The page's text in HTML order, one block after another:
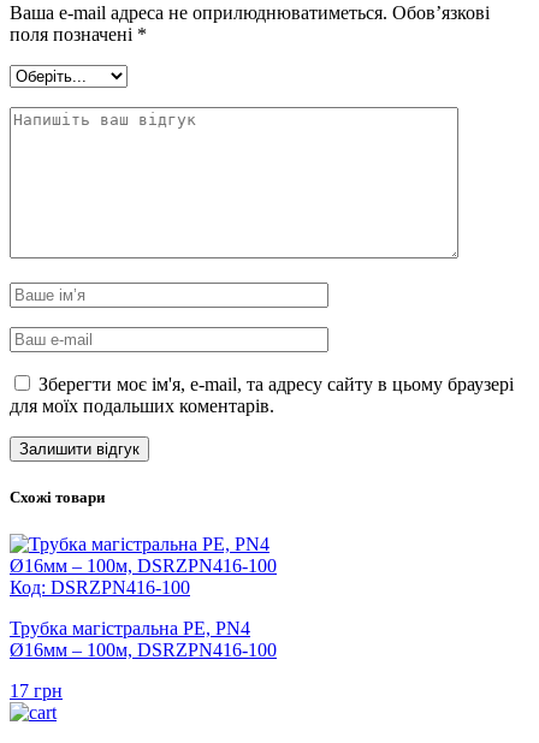
Ваша e-mail адреса не оприлюднюватиметься. Обов’язкові
поля позначені *
Зберегти моє ім'я, e-mail, та адресу сайту в цьому браузері
для моїх подальших коментарів.
Схожі товари
Код: DSRZPN416-100
Трубка магістральна PE, PN4
Ø16мм – 100м, DSRZPN416-100
17 грн